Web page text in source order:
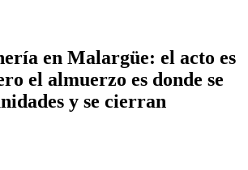
en Malargüe: el acto es
el almuerzo es donde se
y se cierran